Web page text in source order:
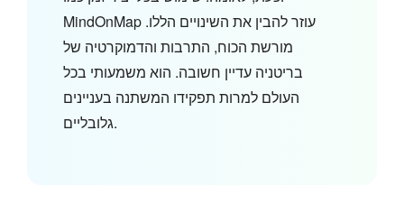
MindOnMap עוזר להבין את השינויים הללו.
מורשת הכוח, התרבות והדמוקרטיה של
בריטניה עדיין חשובה. הוא משמעותי בכל
העולם למרות תפקידו המשתנה בעניינים
גלובליים.